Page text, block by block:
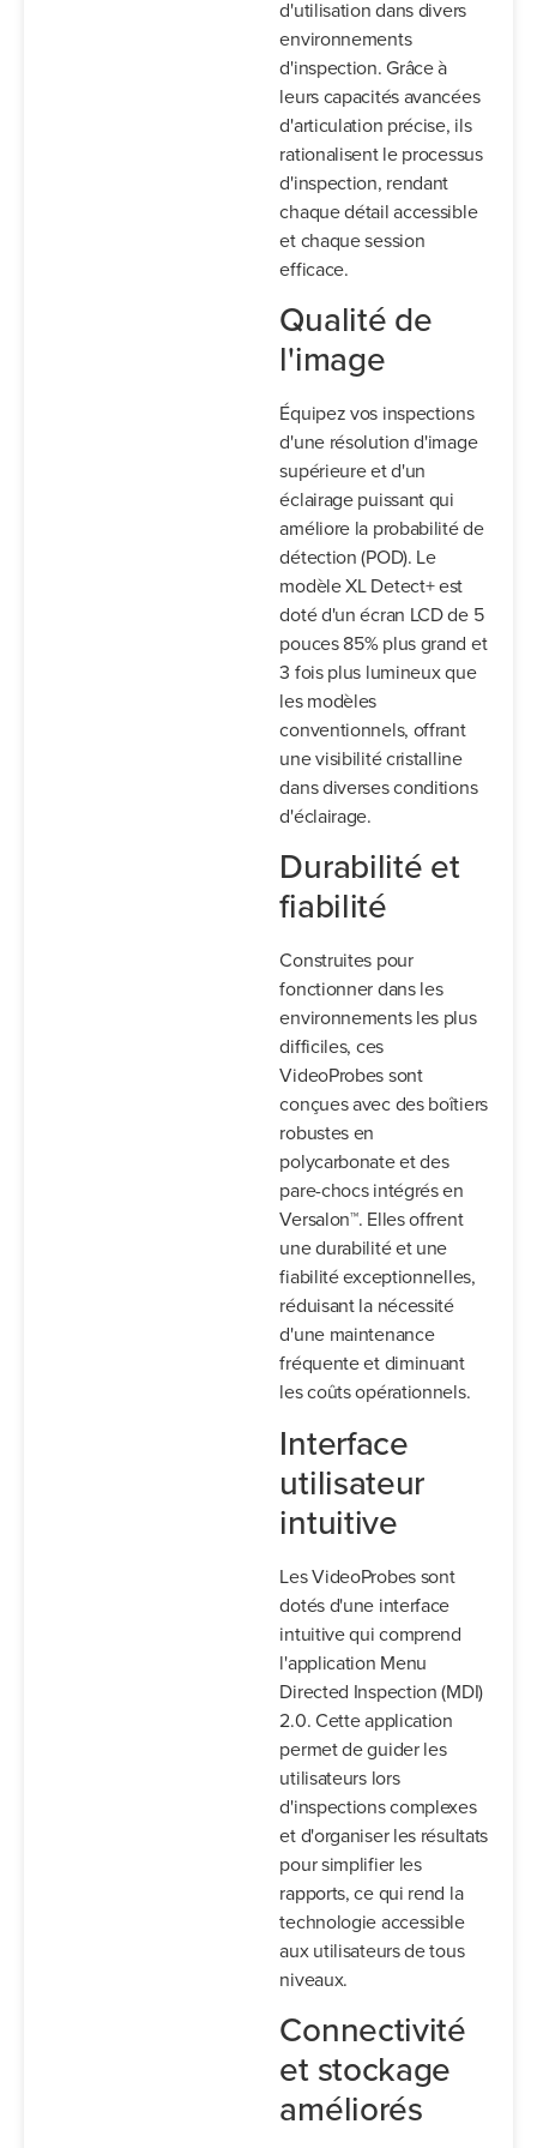
d'utilisation dans divers
environnements
d'inspection. Grâce à
leurs capacités avancées
d'articulation précise, ils
rationalisent le processus
d'inspection, rendant
chaque détail accessible
et chaque session
efficace.
Qualité de
l'image
Équipez vos inspections
d'une résolution d'image
supérieure et d'un
éclairage puissant qui
améliore la probabilité de
détection (POD). Le
modèle XL Detect+ est
doté d'un écran LCD de 5
pouces 85% plus grand et
3 fois plus lumineux que
les modèles
conventionnels, offrant
une visibilité cristalline
dans diverses conditions
d'éclairage.
Durabilité et
fiabilité
Construites pour
fonctionner dans les
environnements les plus
difficiles, ces
VideoProbes sont
conçues avec des boîtiers
robustes en
polycarbonate et des
pare-chocs intégrés en
Versalon™. Elles offrent
une durabilité et une
fiabilité exceptionnelles,
réduisant la nécessité
d'une maintenance
fréquente et diminuant
les coûts opérationnels.
Interface
utilisateur
intuitive
Les VideoProbes sont
dotés d'une interface
intuitive qui comprend
l'application Menu
Directed Inspection (MDI)
2.0. Cette application
permet de guider les
utilisateurs lors
d'inspections complexes
et d'organiser les résultats
pour simplifier les
rapports, ce qui rend la
technologie accessible
aux utilisateurs de tous
niveaux.
Connectivité
et stockage
améliorés